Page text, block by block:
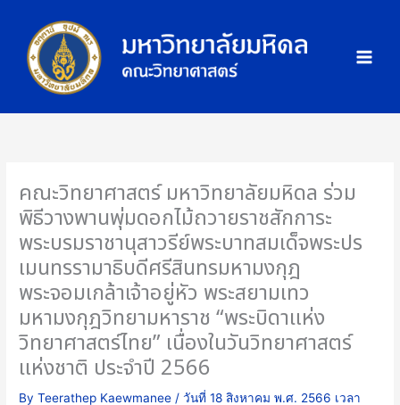
content
คณะวิทยาศาสตร์ มหาวิทยาลัยมหิดล ร่วม
พิธีวางพานพุ่มดอกไม้ถวายราชสักการะ
พระบรมราชานุสาวรีย์พระบาทสมเด็จพระปร
เมนทรรามาธิบดีศรีสินทรมหามงกุฎ
พระจอมเกล้าเจ้าอยู่หัว พระสยามเทว
มหามงกุฎวิทยามหาราช “พระบิดาแห่ง
วิทยาศาสตร์ไทย” เนื่องในวันวิทยาศาสตร์
แห่งชาติ ประจำปี 2566
ByTeerathep Kaewmanee /วันที่ 18 สิงหาคม พ.ศ. 2566 เวลา
ม